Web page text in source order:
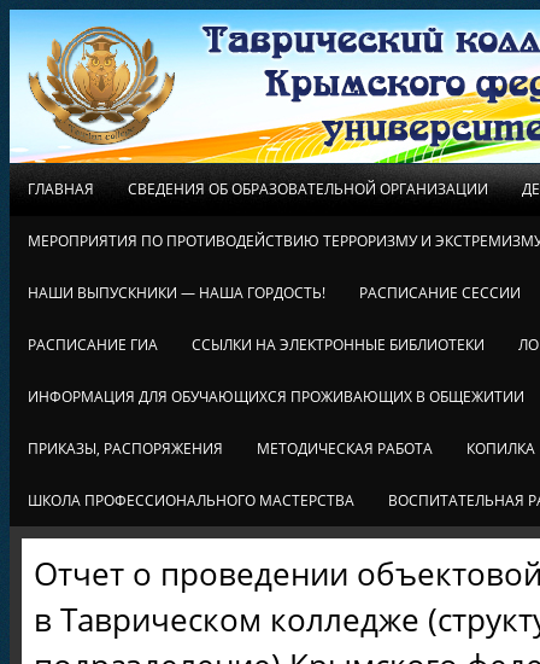
ГЛАВНАЯ СВЕДЕНИЯ ОБ ОБРАЗОВАТЕЛЬНОЙ ОРГАНИЗАЦИИ
МЕРОПРИЯТИЯ ПО ПРОТИВОДЕЙСТВИЮ ТЕРРОРИЗМУ И
НАШИ ВЫПУСКНИКИ — НАША ГОРДОСТЬ! РАСПИСАНИЕ СЕССИИ
РАСПИСАНИЕ ГИА ССЫЛКИ НА ЭЛЕКТРОННЫЕ БИБЛИОТЕКИ
ИНФОРМАЦИЯ ДЛЯ ОБУЧАЮЩИХСЯ ПРОЖИВАЮЩИХ В ОБЩЕЖИТИИ
ПРИКАЗЫ, РАСПОРЯЖЕНИЯ МЕТОДИЧЕСКАЯ РАБОТА КОПИЛКА
ШКОЛА ПРОФЕССИОНАЛЬНОГО МАСТЕРСТВА ВОСПИТАТЕЛЬНАЯ
Отчет о проведении
в Таврическом колледже